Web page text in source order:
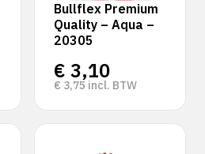
Bullflex Premium
Quality – Aqua –
20305
€ 3,10
€ 3,75 incl. BTW